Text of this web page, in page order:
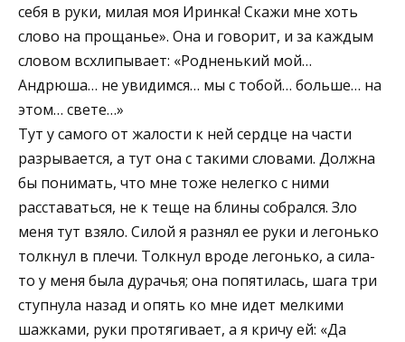
себя в руки, милая моя Иринка! Скажи мне хоть
слово на прощанье». Она и говорит, и за каждым
словом всхлипывает: «Родненький мой…
Андрюша… не увидимся… мы с тобой… больше… на
этом… свете…»
Тут у самого от жалости к ней сердце на части
разрывается, а тут она с такими словами. Должна
бы понимать, что мне тоже нелегко с ними
расставаться, не к теще на блины собрался. Зло
меня тут взяло. Силой я разнял ее руки и легонько
толкнул в плечи. Толкнул вроде легонько, а сила-
то у меня была дурачья; она попятилась, шага три
ступнула назад и опять ко мне идет мелкими
шажками, руки протягивает, а я кричу ей: «Да